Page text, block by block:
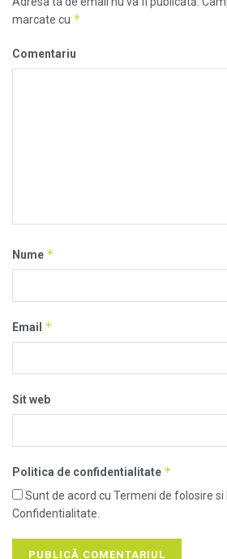
marcate cu *
Comentariu
Nume *
Email *
Sit web
Politica de confidentialitate *
Sunt de acord cu Termeni de folosire si
Confidentialitate.